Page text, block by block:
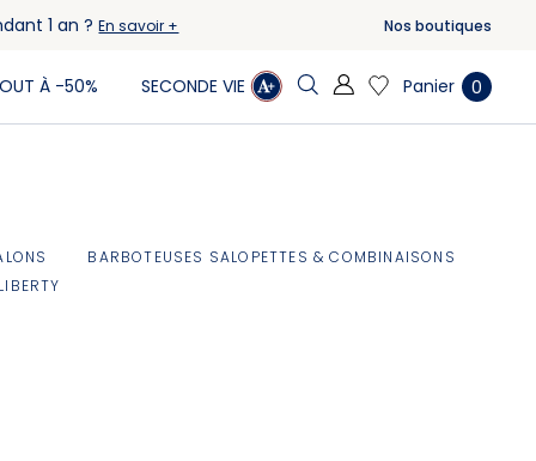
1 an ?En savoir + Nos boutiques
À -50% SECONDE VIE Panier 0
BARBOTEUSES SALOPETTES & COMBINAISONS